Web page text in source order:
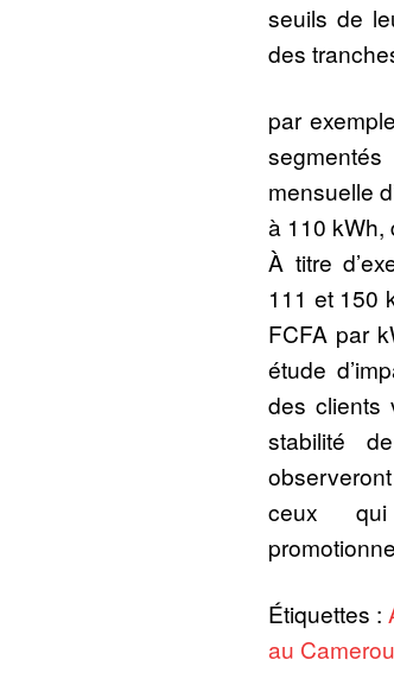
seuils de
des
par
mensuelle
à 110 kWh,
À titre
111 et 150
FCFA par
étude
des clients
stabilité
ceux
Étiquettes :
au